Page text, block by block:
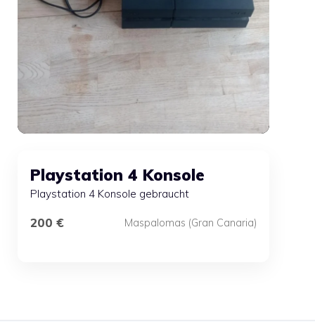
Playstation 4 Konsole
Playstation 4 Konsole gebraucht
200 € Maspalomas (Gran Canaria)